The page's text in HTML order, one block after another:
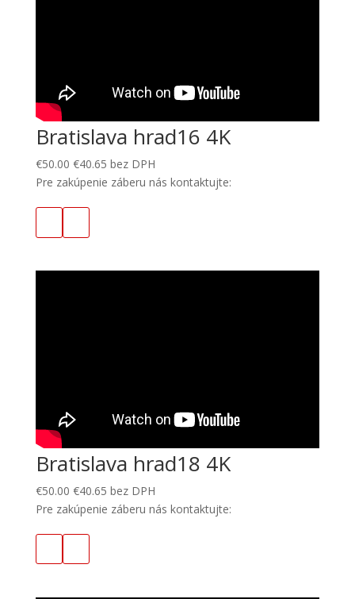
Bratislava hrad16 4K
€50.00 €40.65 bez DPH
Pre zakúpenie záberu nás kontaktujte:
Bratislava hrad18 4K
€50.00 €40.65 bez DPH
Pre zakúpenie záberu nás kontaktujte: